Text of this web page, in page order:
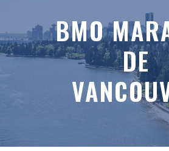
BMO
DE